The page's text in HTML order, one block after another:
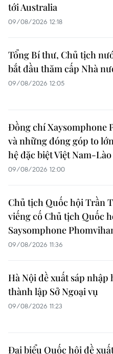
tới Australia
09/08/2026 12:18
Tổng Bí thư, Chủ tịch
bắt đầu thăm cấp Nhà
09/08/2026 12:05
Đồng chí Xaysomphone
và những đóng góp to
hệ đặc biệt Việt Nam-Lào
09/08/2026 12:00
Chủ tịch Quốc hội Trần
viếng cố Chủ tịch Quốc
Saysomphone
09/08/2026 11:36
Hà Nội đề xuất sáp nhập
thành lập Sở Ngoại vụ
09/08/2026 11:23
Đại biểu Quốc hội đề